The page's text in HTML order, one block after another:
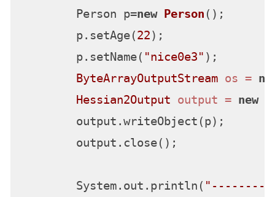
        Person p=
new Person ();
        p.setAge(
22);
        p.setName(
"nice0e3" );
ByteArrayOutputStream os =
Hessian2Output output = new
        output.writeObject(p);
        output.close();
        System.out.println(